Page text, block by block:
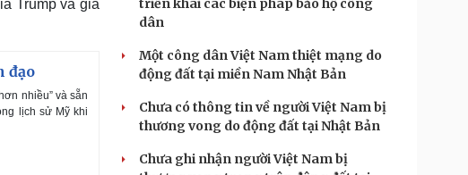
Trump và gia
đạo
nhiều” và sẵn
lịch sử Mỹ khi
triển khai các biện pháp bảo hộ công
dân
Một công dân Việt Nam thiệt mạng do
động đất tại miền Nam Nhật Bản
Chưa có thông tin về người Việt Nam bị
thương vong do động đất tại Nhật Bản
Chưa ghi nhận người Việt Nam bị